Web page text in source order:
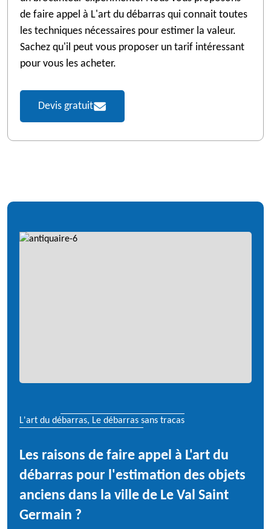
de faire appel à L'art du débarras qui connait toutes
les techniques nécessaires pour estimer la valeur.
Sachez qu'il peut vous proposer un tarif intéressant
pour vous les acheter.
Devis gratuit
L'art du débarras, Le débarras sans tracas
Les raisons de faire appel à L'art du
débarras pour l'estimation des objets
anciens dans la ville de Le Val Saint
Germain ?